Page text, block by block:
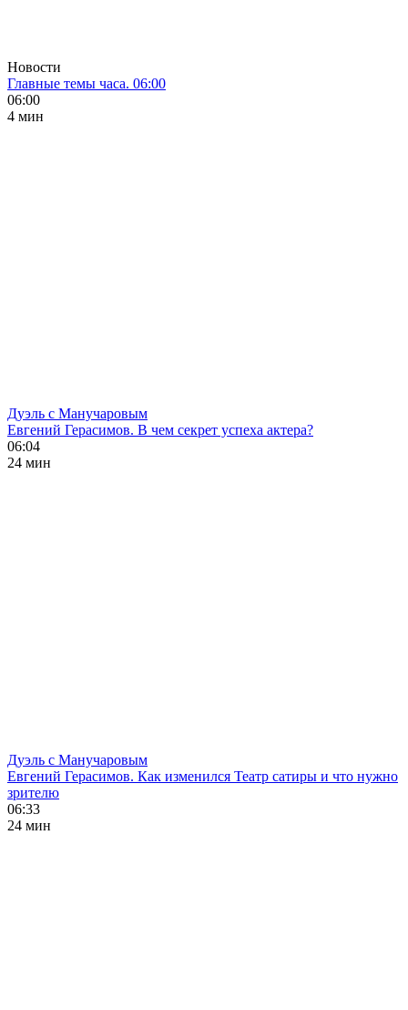
Новости
Главные темы часа. 06:00
06:00
4 мин
Дуэль с Манучаровым
Евгений Герасимов. В чем секрет успеха актера?
06:04
24 мин
Дуэль с Манучаровым
Евгений Герасимов. Как изменился Театр сатиры и что нужно
зрителю
06:33
24 мин